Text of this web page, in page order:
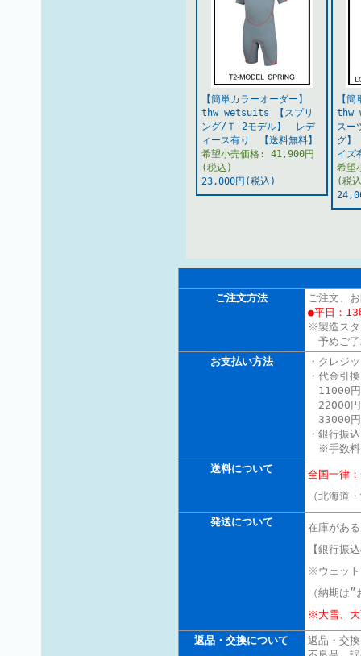
【簡単カラーオーダー】
thw wetsuits 【スプリ
ング/Ｔ-2モデル】 レデ
ィース有り 【送料無料】
希望小売価格: 41,900円
(税込)
23,000円(税込)
【
thw
スー
グ
イズ
希望
(税
ご注文方法
ご注文、
●平日：13
※製造スタ
予めご了
お支払い方法
・クレジ
・代金引
11000円
22000円
33000円
・銀行振込
※手数料
送料について
全国一
（北海道
発送について
在庫があ
【銀行振
※ウェット
（納期は
※大雪、大
返品・交換について
返品・交